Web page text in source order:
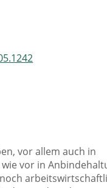
vor allem auch in
vor in